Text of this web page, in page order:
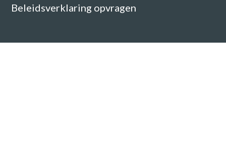
Beleidsverklaring opvragen